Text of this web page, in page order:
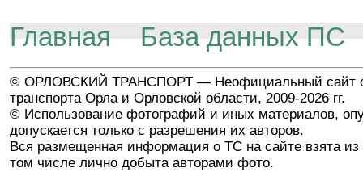
Главная База данных ПС
© ОРЛОВСКИЙ ТРАНСПОРТ — Неофициальный сайт
транспорта Орла и Орловской области, 2009-2026 гг.
© Использование фотографий и иных материалов,
допускается только с разрешения их авторов.
Вся размещенная информация о ТС на сайте взята из
том числе лично добыта авторами фото.